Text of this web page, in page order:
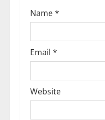
Name*
Email *
Website